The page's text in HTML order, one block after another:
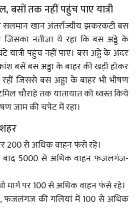
बसों तक नहीं पहुंच पाए यात्री
खान अंतर्राज्यीय झकरकटी बस
जिसका नतीजा ये रहा कि बस अड्डे के
पहुंच नहीं पाए। बस अड्डे के अंदर
बसें बस अड्डा के बाहर की खड़ी होकर
रहीं जिससे बस अड्डा के बाहर भी भीषण
चौराहे तक यातायात को ध्वस्त किये
जाम की चपेट में रहा।
200 से अधिक वाहन फंसे रहे।
बाद 5000 से अधिक वाहन फजलगंज-
मार्ग पर 100 से अधिक वाहन फंसे रहे।
फजलंगज की गलियां में 100 से अधिक